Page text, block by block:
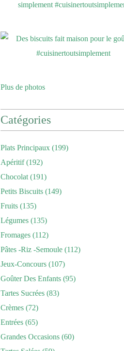
Plus de photos
Catégories
Plats Principaux (199)
Apéritif(192)
Chocolat (191)
Petits Biscuits (149)
Fruits (135)
Légumes (135)
Fromages (112)
Pâtes -riz -semoule (112)
Jeux-Concours (107)
Goûter Des Enfants (95)
Tartes Sucrées (83)
Crèmes (72)
Entrées (65)
Grandes Occasions (60)